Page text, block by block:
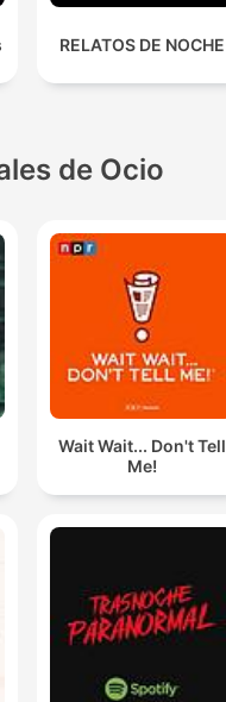
RELATOS DE NOCHE
de Ocio
Wait Wait... Don't Tell
Me!